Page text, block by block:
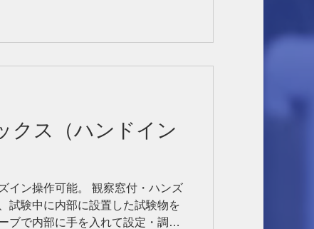
クス（ハンドイン
イン操作可能。 観察窓付・ハンズ
試験中に内部に設置した試験物を
ブで内部に手を入れて設定・調整